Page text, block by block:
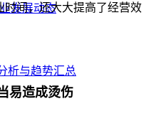
发展动态
析与趋势汇总
时间，还大大提高了经营效
易造成烫伤